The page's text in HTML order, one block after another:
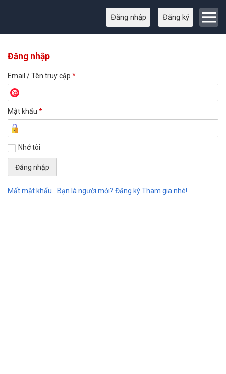
Đăng nhập Đăng ký
Đăng nhập
Email / Tên truy cập *
Mật khẩu *
Nhớ tôi
Mất mật khẩu Bạn là người mới? Đăng ký Tham gia nhé!